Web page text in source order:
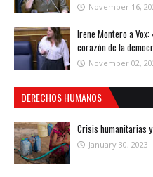
November 16,
Irene Montero a
corazón de la
November 02,
DERECHOS HUMANOS
Crisis humanitarias
January 30, 2023